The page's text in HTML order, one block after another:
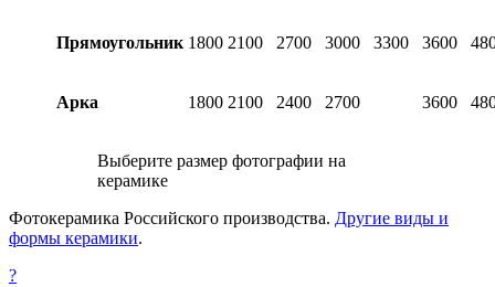
Прямоугольник 1800 2100 2700 3000 3300 3600
Арка 1800 2100 2400 2700 3600
Выберите размер фотографии на
керамике
Фотокерамика Российского производства. Другие виды и
формы керамики.
?